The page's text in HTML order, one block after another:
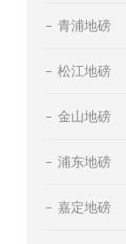
青浦地磅
松江地磅
金山地磅
浦东地磅
嘉定地磅